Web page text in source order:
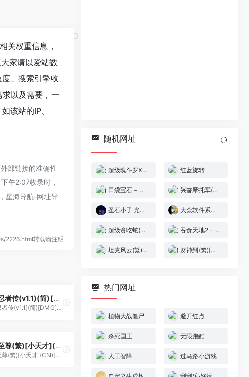
关权重信息，
家请以爱站数
、搜索引擎收
以及需要，一
该站的IP、
部链接的准确性
午2:07收录时，
星海导航-网址导
2226.html转载请注明
激龟忍者传(v1.1)(简)[DMG](JP)[ACT](3Mb)
激龟忍者传(v1.1)(简)[DMG](JP)[ACT](3Mb)
轰天至尊(繁)[小天才](CN)[ACT](2Mb)
轰天至尊(繁)[小天才](CN)[ACT](2Mb)
随机网址
超级魂斗罗X(简)[孔雀天](CN)[ACT](4Mb) 红蓝旋转
口袋宝石 – 金(简)[南晶科技](CN)[RPG](16Mb) 兴奋摩托车(简)[F0REVERD](JU)[RAC](0.18Mb)
圣石小子 光与暗的大决战[Advance汉化组](v0.4)(简)(JP)(64Mb) 大众软件系列 – 上海[PGCG](简)(JP)(32Mb)
超级贪吃蛇(简)[菜菜学堂](CN)[ACT](0.43Mb) 吞食天地2 – 秋风五丈原(v2.87)(v20190111)(简)[NT](JP)[RPG](5Mb)
坦克风云(繁)[三协资讯](CN)[STG](0.5Mb) 财神到(繁)[未知](CN)[TAB](4Mb)
热门网址
植物大战僵尸 避开红点
杀死国王 无限跑酷
人工智障 过马路小游戏